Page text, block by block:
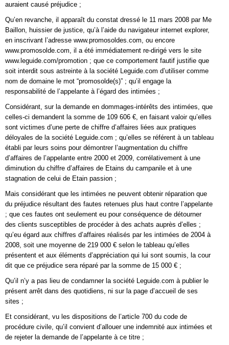
auraient causé préjudice ;
Qu’en revanche, il apparaît du constat dressé le 11 mars 2008 par Me
Baillon, huissier de justice, qu’à l’aide du navigateur internet explorer,
en inscrivant l’adresse www.promosoldes.com, ou encore
www.promosolde.com, il a été immédiatement re-dirigé vers le site
www.leguide.com/promotion ; que ce comportement fautif justifie que
soit interdit sous astreinte à la société Leguide.com d’utiliser comme
nom de domaine le mot “promosolde(s)” ; qu’il engage la
responsabilité de l’appelante à l’égard des intimées ;
Considérant, sur la demande en dommages-intérêts des intimées, que
celles-ci demandent la somme de 109 606 €, en faisant valoir qu’elles
sont victimes d’une perte de chiffre d’affaires liées aux pratiques
déloyales de la société Leguide.com ; qu’elles se référent à un tableau
établi par leurs soins pour démontrer l’augmentation du chiffre
d’affaires de l’appelante entre 2000 et 2009, corrélativement à une
diminution du chiffre d’affaires de Etains du campanile et à une
stagnation de celui de Etain passion ;
Mais considérant que les intimées ne peuvent obtenir réparation que
du préjudice résultant des fautes retenues plus haut contre l’appelante
; que ces fautes ont seulement eu pour conséquence de détourner
des clients susceptibles de procéder à des achats auprès d’elles ;
qu’eu égard aux chiffres d’affaires réalisés par les intimées de 2004 à
2008, soit une moyenne de 219 000 € selon le tableau qu’elles
présentent et aux éléments d’appréciation qui lui sont soumis, la cour
dit que ce préjudice sera réparé par la somme de 15 000 € ;
Qu’il n’y a pas lieu de condamner la société Leguide.com à publier le
présent arrêt dans des quotidiens, ni sur la page d’accueil de ses
sites ;
Et considérant, vu les dispositions de l’article 700 du code de
procédure civile, qu’il convient d’allouer une indemnité aux intimées et
de rejeter la demande de l’appelante à ce titre ;